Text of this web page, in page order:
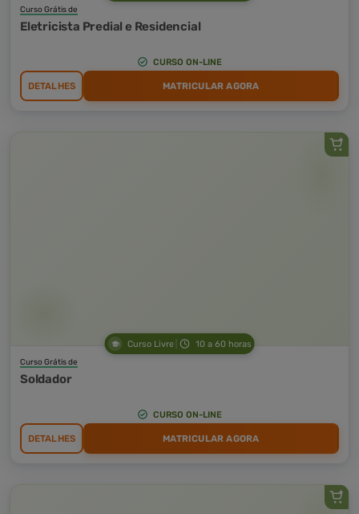
Curso Grátis de
Eletricista Predial e Residencial
CURSO ON-LINE
DETALHES MATRICULAR AGORA
Curso Livre 10 a 60 horas
Curso Grátis de
Soldador
CURSO ON-LINE
DETALHES MATRICULAR AGORA